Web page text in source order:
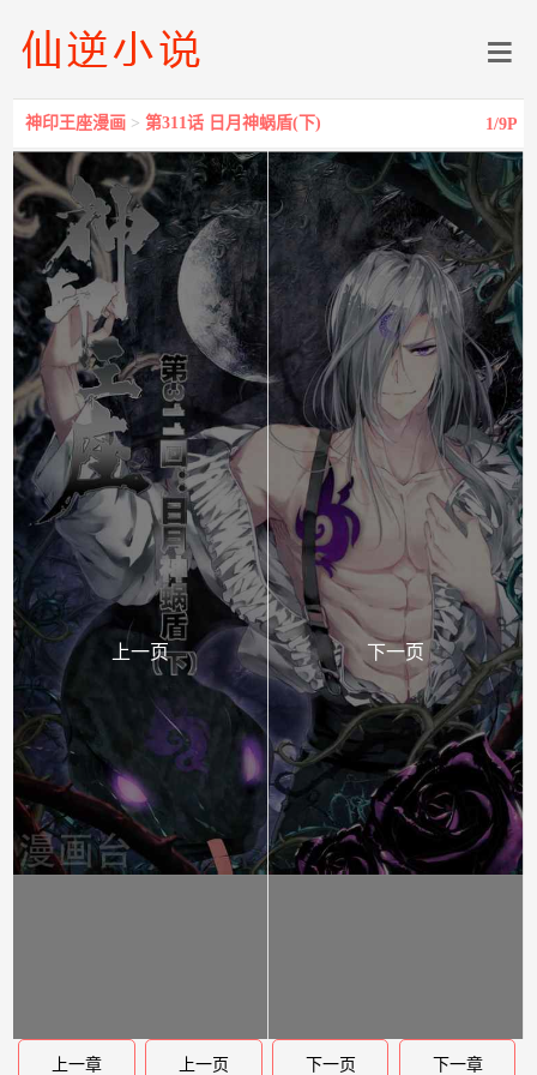
神印王座漫画 >第311话 日月神蜗盾(下) 1/9P
上一页 下一页
上一章 上一页 下一页 下一章